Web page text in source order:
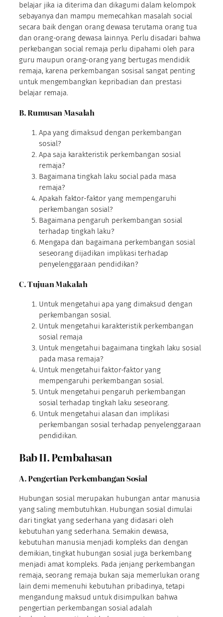
belajar jika ia diterima dan dikagumi dalam kelompok
sebayanya dan mampu memecahkan masalah social
secara baik dengan orang dewasa terutama orang tua
dan orang-orang dewasa lainnya. Perlu disadari bahwa
perkebangan social remaja perlu dipahami oleh para
guru maupun orang-orang yang bertugas mendidik
remaja, karena perkembangan sosisal sangat penting
untuk mengembangkan kepribadian dan prestasi
belajar remaja.
B.Rumusan Masalah
Apa yang dimaksud dengan perkembangan
sosial?
Apa saja karakteristik perkembangan sosial
remaja?
Bagaimana tingkah laku social pada masa
remaja?
Apakah faktor-faktor yang mempengaruhi
perkembangan sosial?
Bagaimana pengaruh perkembangan sosial
terhadap tingkah laku?
Mengapa dan bagaimana perkembangan sosial
seseorang dijadikan implikasi terhadap
penyelenggaraan pendidikan?
C. Tujuan Makalah
Untuk mengetahui apa yang dimaksud dengan
perkembangan sosial.
Untuk mengetahui karakteristik perkembangan
sosial remaja
Untuk mengetahui bagaimana tingkah laku sosial
pada masa remaja?
Untuk mengetahui faktor-faktor yang
mempengaruhi perkembangan sosial.
Untuk mengetahui pengaruh perkembangan
sosial terhadap tingkah laku seseorang.
Untuk mengetahui alasan dan implikasi
perkembangan sosial terhadap penyelenggaraan
pendidikan.
Bab II. Pembahasan
A. Pengertian Perkembangan Sosial
Hubungan sosial merupakan hubungan antar manusia
yang saling membutuhkan. Hubungan sosial dimulai
dari tingkat yang sederhana yang didasari oleh
kebutuhan yang sederhana. Semakin dewasa,
kebutuhan manusia menjadi kompleks dan dengan
demikian, tingkat hubungan sosial juga berkembang
menjadi amat kompleks. Pada jenjang perkembangan
remaja, seorang remaja bukan saja memerlukan orang
lain demi memenuhi kebutuhan pribadinya, tetapi
mengandung maksud untuk disimpulkan bahwa
pengertian perkembangan sosial adalah